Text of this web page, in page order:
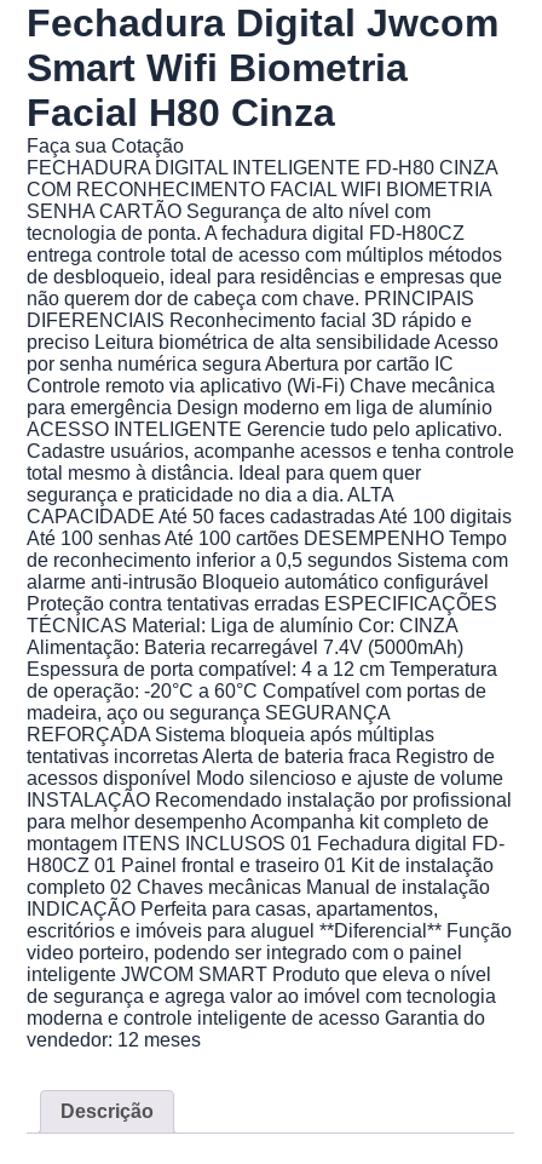
Fechadura Digital Jwcom
Smart Wifi Biometria
Facial H80 Cinza
Faça sua Cotação
FECHADURA DIGITAL INTELIGENTE FD-H80 CINZA
COM RECONHECIMENTO FACIAL WIFI BIOMETRIA
SENHA CARTÃO Segurança de alto nível com
tecnologia de ponta. A fechadura digital FD-H80CZ
entrega controle total de acesso com múltiplos métodos
de desbloqueio, ideal para residências e empresas que
não querem dor de cabeça com chave. PRINCIPAIS
DIFERENCIAIS Reconhecimento facial 3D rápido e
preciso Leitura biométrica de alta sensibilidade Acesso
por senha numérica segura Abertura por cartão IC
Controle remoto via aplicativo (Wi-Fi) Chave mecânica
para emergência Design moderno em liga de alumínio
ACESSO INTELIGENTE Gerencie tudo pelo aplicativo.
Cadastre usuários, acompanhe acessos e tenha controle
total mesmo à distância. Ideal para quem quer
segurança e praticidade no dia a dia. ALTA
CAPACIDADE Até 50 faces cadastradas Até 100 digitais
Até 100 senhas Até 100 cartões DESEMPENHO Tempo
de reconhecimento inferior a 0,5 segundos Sistema com
alarme anti-intrusão Bloqueio automático configurável
Proteção contra tentativas erradas ESPECIFICAÇÕES
TÉCNICAS Material: Liga de alumínio Cor: CINZA
Alimentação: Bateria recarregável 7.4V (5000mAh)
Espessura de porta compatível: 4 a 12 cm Temperatura
de operação: -20°C a 60°C Compatível com portas de
madeira, aço ou segurança SEGURANÇA
REFORÇADA Sistema bloqueia após múltiplas
tentativas incorretas Alerta de bateria fraca Registro de
acessos disponível Modo silencioso e ajuste de volume
INSTALAÇÃO Recomendado instalação por profissional
para melhor desempenho Acompanha kit completo de
montagem ITENS INCLUSOS 01 Fechadura digital FD-
H80CZ 01 Painel frontal e traseiro 01 Kit de instalação
completo 02 Chaves mecânicas Manual de instalação
INDICAÇÃO Perfeita para casas, apartamentos,
escritórios e imóveis para aluguel **Diferencial** Função
video porteiro, podendo ser integrado com o painel
inteligente JWCOM SMART Produto que eleva o nível
de segurança e agrega valor ao imóvel com tecnologia
moderna e controle inteligente de acesso Garantia do
vendedor: 12 meses
Descrição